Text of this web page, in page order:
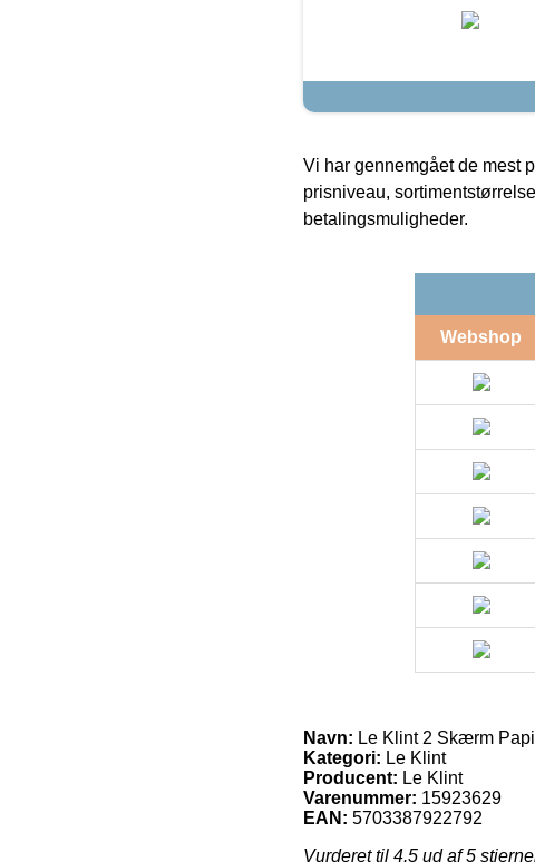
Vi har gennemgået de mest
prisniveau,
betalingsmuligheder.
Webshop
Navn: Le Klint 2 Skærm
Kategori: Le Klint
Producent: Le Klint
Varenummer: 15923629
EAN: 5703387922792
Vurderet til 4.5 ud af 5